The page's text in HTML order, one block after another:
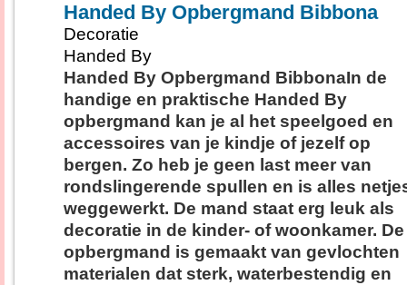
Handed By Opbergmand Bibbona
Decoratie
Handed By
Handed By Opbergmand BibbonaIn de
handige en praktische Handed By
opbergmand kan je al het speelgoed en
accessoires van je kindje of jezelf op
bergen. Zo heb je geen last meer van
rondslingerende spullen en is alles
weggewerkt. De mand staat erg leuk als
decoratie in de kinder- of woonkamer. De
opbergmand is gemaakt van gevlochten
materialen dat sterk, waterbestendig en